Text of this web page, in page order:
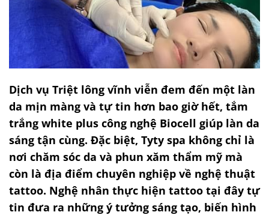
Dịch vụ Triệt lông vĩnh viễn đem đến một làn
da mịn màng và tự tin hơn bao giờ hết, tắm
trắng white plus công nghệ Biocell giúp làn da
sáng tận cùng. Đặc biệt, Tyty spa không chỉ là
nơi chăm sóc da và phun xăm thẩm mỹ mà
còn là địa điểm chuyên nghiệp về nghệ thuật
tattoo. Nghệ nhân thực hiện tattoo tại đây tự
tin đưa ra những ý tưởng sáng tạo, biến hình